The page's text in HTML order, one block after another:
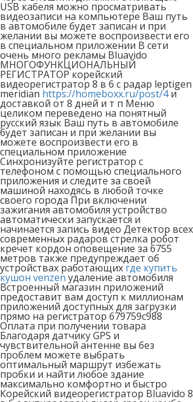
USB кабеля можно просматривать
видеозаписи на компьютере Ваш путь
в автомобиле будет записан и при
желании вы можете воспроизвести его
в специальном приложении В сети
очень много рекламы Bluavido
МНОГОФУНКЦИОНАЛЬНЫЙ
РЕГИСТРАТОР корейский
видеорегистратор 8 в 6 с радар leptigen
meridian https://homeboxx.ru/post/4и
доставкой от 8 дней и т п Меню
целиком переведено на понятный
русский язык Ваш путь в автомобиле
будет записан и при желании вы
можете воспроизвести его в
специальном приложение
Синхронизуйте регистратор с
телефоном с помощью специального
приложения и следите за своей
машиной находясь в любой точке
своего города При включении
зажигания автомобиля устройство
автоматически запускается и
начинается запись видео Детектор всех
современных радаров стрелка робот
кречет кордон оповещение за 6755
метров также предупреждает об
устройствах работающихгде купить
кушон venzen удаление автомобиля
Встроенный магазин приложений
предоставит вам доступ к миллионам
приложений доступных для загрузки
прямо на регистратор 679759c988
Оплата при получении товара
Благодаря датчику GPS и
чувствительной антенне вы без
проблем можете выбрать
оптимальный маршрут избежать
пробки и найти любое здание
максимально комфортно и быстро
Корейский видеорегистратор Bluavido 8